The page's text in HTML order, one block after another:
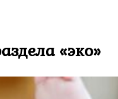
«эко»